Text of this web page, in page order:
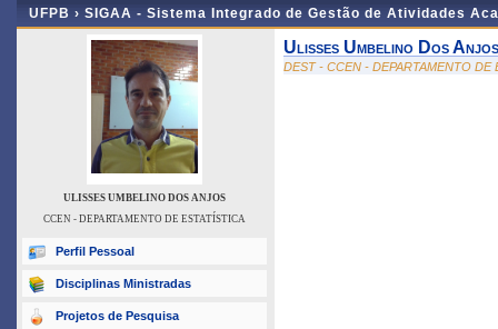
UFPB › SIGAA - Sistema Integrado de Gestão de Atividades
ULISSES UMBELINO DOS ANJOS
CCEN - DEPARTAMENTO DE ESTATÍSTICA
Perfil Pessoal
Disciplinas Ministradas
Projetos de Pesquisa
Ulisses Umbelino Dos Anjos
DEST - CCEN - DEPARTAMENTO DE